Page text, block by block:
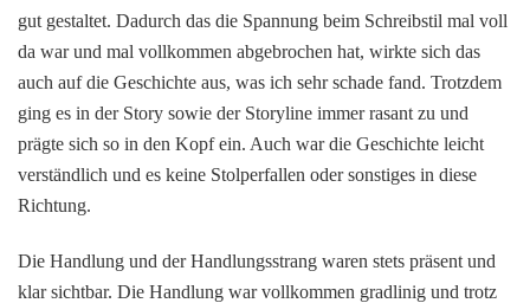
gut gestaltet. Dadurch das die Spannung beim Schreibstil mal voll
da war und mal vollkommen abgebrochen hat, wirkte sich das
auch auf die Geschichte aus, was ich sehr schade fand. Trotzdem
ging es in der Story sowie der Storyline immer rasant zu und
prägte sich so in den Kopf ein. Auch war die Geschichte leicht
verständlich und es keine Stolperfallen oder sonstiges in diese
Richtung.
Die Handlung und der Handlungsstrang waren stets präsent und
klar sichtbar. Die Handlung war vollkommen gradlinig und trotz